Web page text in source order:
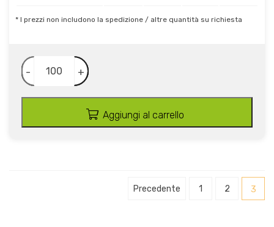
* I prezzi non includono la spedizione / altre quantità su richiesta
- +
Aggiungi al carrello
Precedente 1 2 3